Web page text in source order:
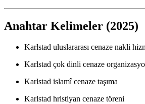
Anahtar Kelimeler (2025)
Karlstad uluslararası cenaze nakli
Karlstad çok dinli cenaze
Karlstad islamî cenaze taşıma
Karlstad hristiyan cenaze töreni